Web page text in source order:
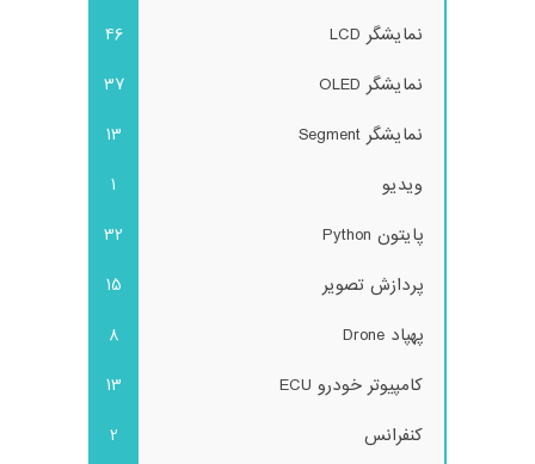
نمایشگر LCD
46
نمایشگر OLED
37
نمایشگر Segment
13
ویدیو
1
پایتون Python
32
پردازش تصویر
15
پهپاد Drone
8
کامپیوتر خودرو ECU
13
کنفرانس
2